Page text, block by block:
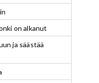
on alkanut
ja säästää